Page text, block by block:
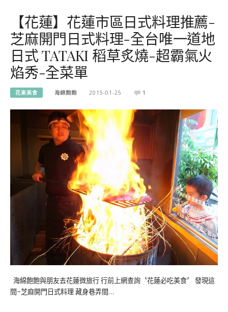
【花蓮】花蓮市區日式料理推薦-
芝麻開門日式料理-全台唯一道地
日式 TATAKI 稻草炙燒-超霸氣火
焰秀-全菜單
花東美食 海綿飽飽 2015-01-25 1
海綿飽飽與朋友去花蓮微旅行 行前上網查詢〝花蓮必吃美食〞 發現這
間~芝麻開門日式料理 藏身巷弄間…